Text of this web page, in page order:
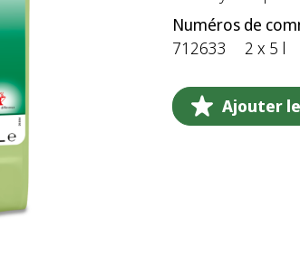
Numéros de
712633
2 x 5 l
Ajouter